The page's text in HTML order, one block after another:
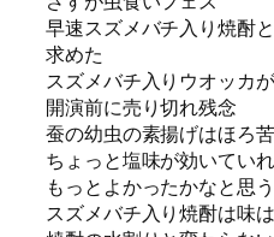
早速スズメバチ入り焼酎
求めた
スズメバチ入りウオッカ
開演前に売り切れ残念
蚕の幼虫の素揚げはほろ
ちょっと塩味が効いてい
もっとよかったかなと思う
スズメバチ入り焼酎は味は